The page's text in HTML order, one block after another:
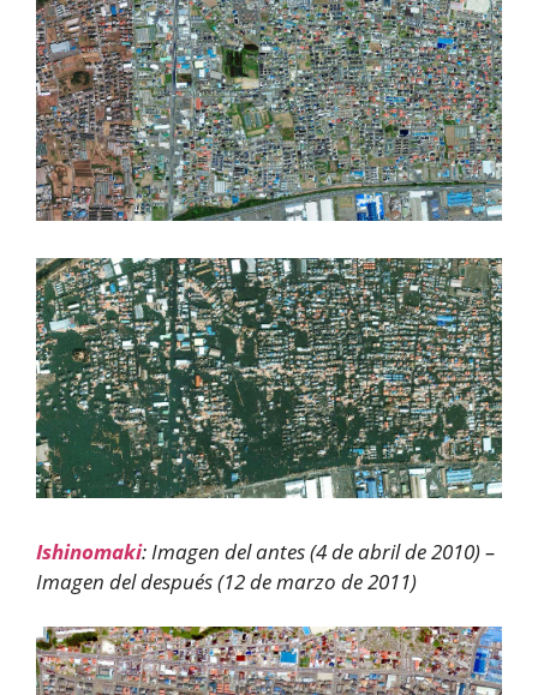
Ishinomaki: Imagen del antes (4 de abril de 2010) –
Imagen del después (12 de marzo de 2011)